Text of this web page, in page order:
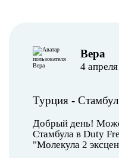
Вера
4
Турция - Стамбул
Добрый день!
Стамбула в Duty
"Молекула 2